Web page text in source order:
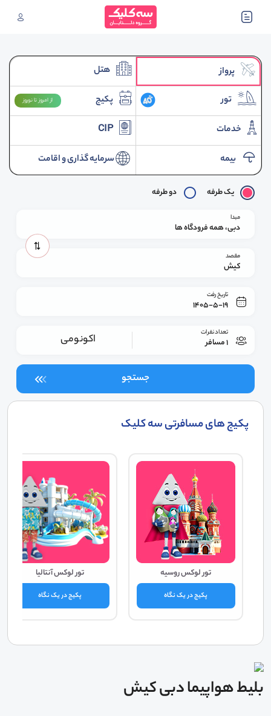
پرواز هتل
تور پکیج از امروز تا نوروز
خدمات CIP
بیمه سرمایه گذاری و اقامت
یک طرفه دو طرفه
مبدا
دبی، همه فرودگاه ها
مقصد
کیش
تاریخ رفت
1405-5-19
تعداد نفرات
1 مسافر اکونومی
جستجو
پکیج های مسافرتی سه کلیک
تور لوکس روسیه
پکیج در یک نگاه
تور لوکس آنتالیا
پکیج در یک نگاه
بلیط هواپیما دبی کیش